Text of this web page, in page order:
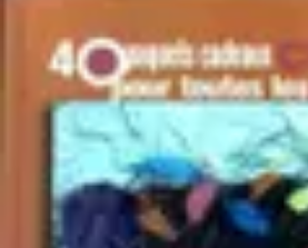
Idées et InspirationsDiscours et vœux
souvenirsCélébration Activités et animations
Noces d'Or